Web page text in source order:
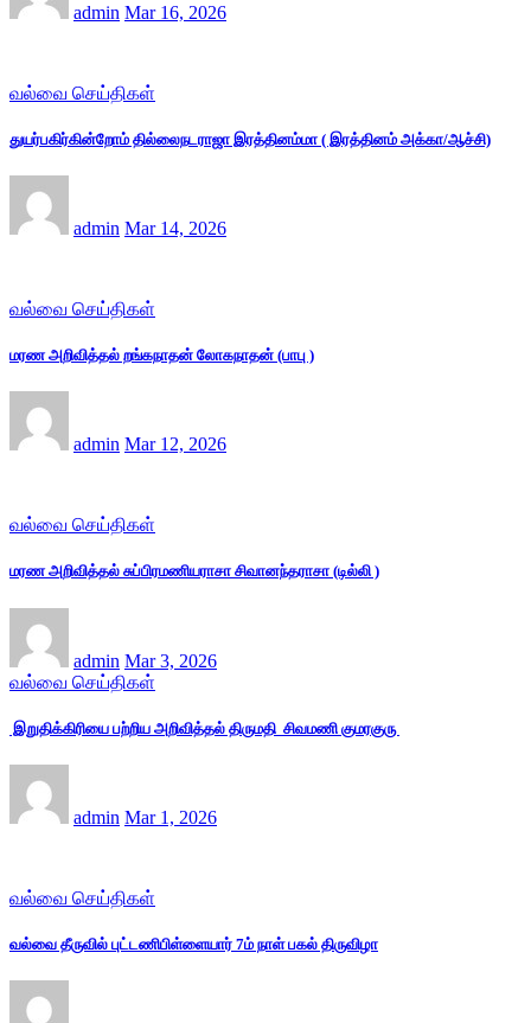
admin Mar 16, 2026
வல்வை செய்திகள்
துயர்பகிர்கின்றோம் தில்லைநடராஜா இரத்தினம்மா ( இரத்தினம் அக்கா/ஆச்சி)
admin Mar 14, 2026
வல்வை செய்திகள்
மரண அறிவித்தல் றங்கநாதன் லோகநாதன் (பாபு )
admin Mar 12, 2026
வல்வை செய்திகள்
மரண அறிவித்தல் சுப்பிரமணியராசா சிவானந்தராசா (டில்லி )
admin Mar 3, 2026
வல்வை செய்திகள்
இறுதிக்கிரியை பற்றிய அறிவித்தல் திருமதி சிவமணி குமரகுரு
admin Mar 1, 2026
வல்வை செய்திகள்
வல்வை தீருவில் புட்டணிபிள்ளையார் 7ம் நாள் பகல் திருவிழா